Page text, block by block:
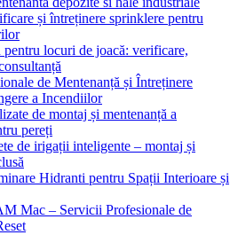
și întreținere sprinklere pentru
locuri de joacă: verificare,
de Mentenanță și Întreținere
a Incendiilor
de montaj și mentenanță a
pereți
de irigații inteligente – montaj și
Hidranti pentru Spații Interioare și
Mac – Servicii Profesionale de